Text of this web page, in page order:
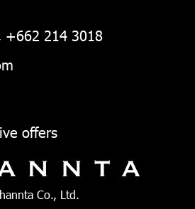
+662 214 3018
offers
Co., Ltd.